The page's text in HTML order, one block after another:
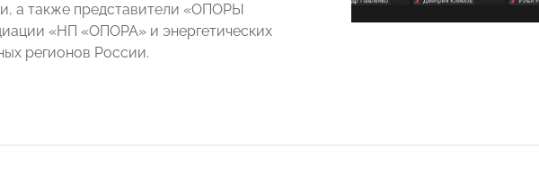
а также представители «ОПОРЫ
«НП «ОПОРА» и энергетических
регионов России.